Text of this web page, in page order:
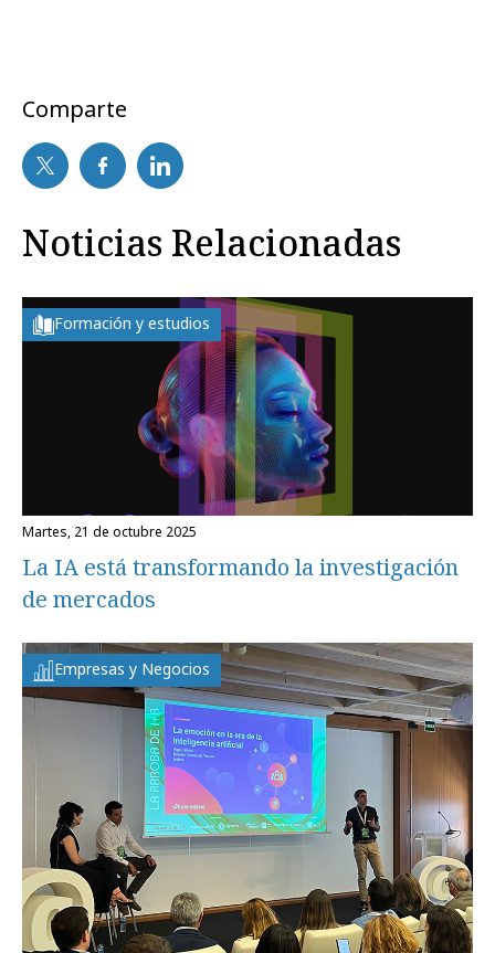
Comparte
Noticias Relacionadas
Formación y estudios
martes, 21 de octubre 2025
La IA está transformando la investigación
de mercados
Empresas y Negocios